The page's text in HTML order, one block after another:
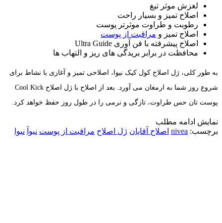
لغزش موثر تیغ
اصلاح تمیز و بسیار راحت
رطوبت و طراوت موثرتر پوست
اصلاح تمیز و مراقبت از پوست
اصلاح پیشرفته با فن آوری Ultra Guide
محافظت در برابر بریدگی های ریز و التهاب ها
به طور کلی، ژل اصلاح کول کیک نیوا، اصلاحی تمیز و آغازی با نشاط برای
شروع روز شما به ارمغان می آورد. بعد از اصلاح با ژل اصلاح Cool Kick
پوست تان حس طراوت، تازگی و نرمی را در طول روز حفظ خواهد کرد.
نمایش ادامه مطلب
برچسب: nivea اصلاح آقایان ژل اصلاح مراقبت از پوست نیوآ نیوا